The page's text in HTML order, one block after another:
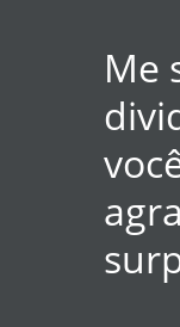
Me